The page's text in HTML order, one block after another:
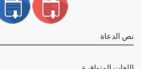
نص الدعاة